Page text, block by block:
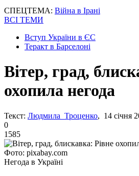
СПЕЦТЕМА: Війна в Ірані
ВСІ ТЕМИ
Вступ України в ЄС
Теракт в Барселоні
Вітер, град,
охопила негода
Текст: Людмила Троценко, 14 січня
0
1585
Фото: pixabay.com
Негода в Україні